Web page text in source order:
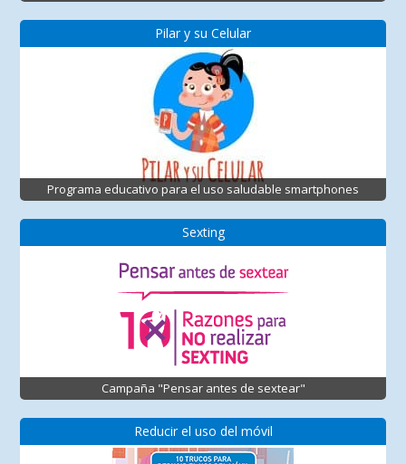
Pilar y su Celular
Programa educativo para el uso saludable smartphones
Sexting
Campaña "Pensar antes de sextear"
Reducir el uso del móvil